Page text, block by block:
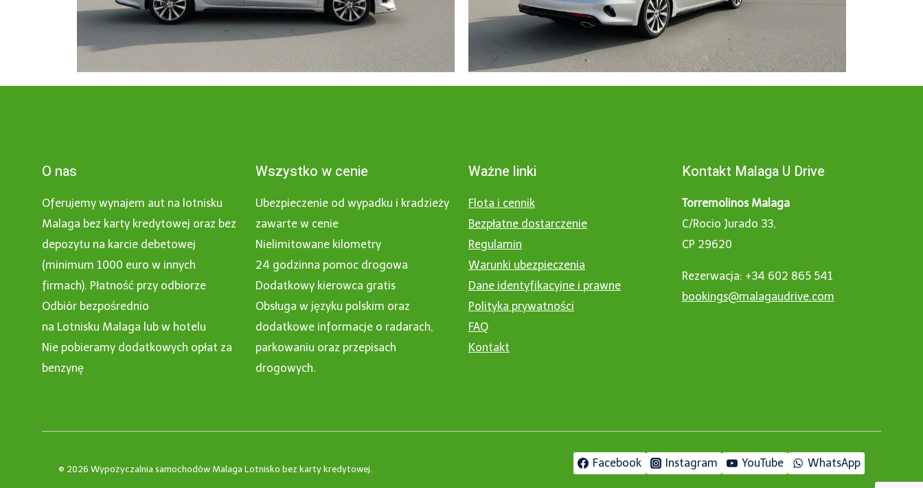
O nas
Oferujemy wynajem aut na lotnisku
Malaga bez karty kredytowej oraz bez
depozytu na karcie debetowej
(minimum 1000 euro w innych
firmach). Płatność przy odbiorze
Odbiór bezpośrednio
na Lotnisku Malaga lub w hotelu
Nie pobieramy dodatkowych opłat za
benzynę
Wszystko w cenie
Ubezpieczenie od wypadku i kradzieży
zawarte w cenie
Nielimitowane kilometry
24 godzinna pomoc drogowa
Dodatkowy kierowca gratis
Obsługa w języku polskim oraz
dodatkowe informacje o radarach,
parkowaniu oraz przepisach
drogowych.
Ważne linki
Flota i cennik
Bezpłatne dostarczenie
Regulamin
Warunki ubezpieczenia
Dane identyfikacyjne i prawne
Polityka prywatności
FAQ
Kontakt
Kontakt Malaga U Drive
Torremolinos Malaga
C/Rocio Jurado 33,
CP 29620
Rezerwacja: +34 602 865 541
bookings@malagaudrive.com
© 2026 Wypożyczalnia samochodów Malaga Lotnisko bez karty kredytowej. Facebook Instagram YouTube WhatsApp